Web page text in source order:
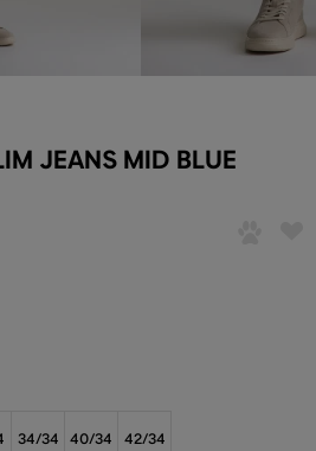
JEANS MID BLUE
34/34 40/34 42/34